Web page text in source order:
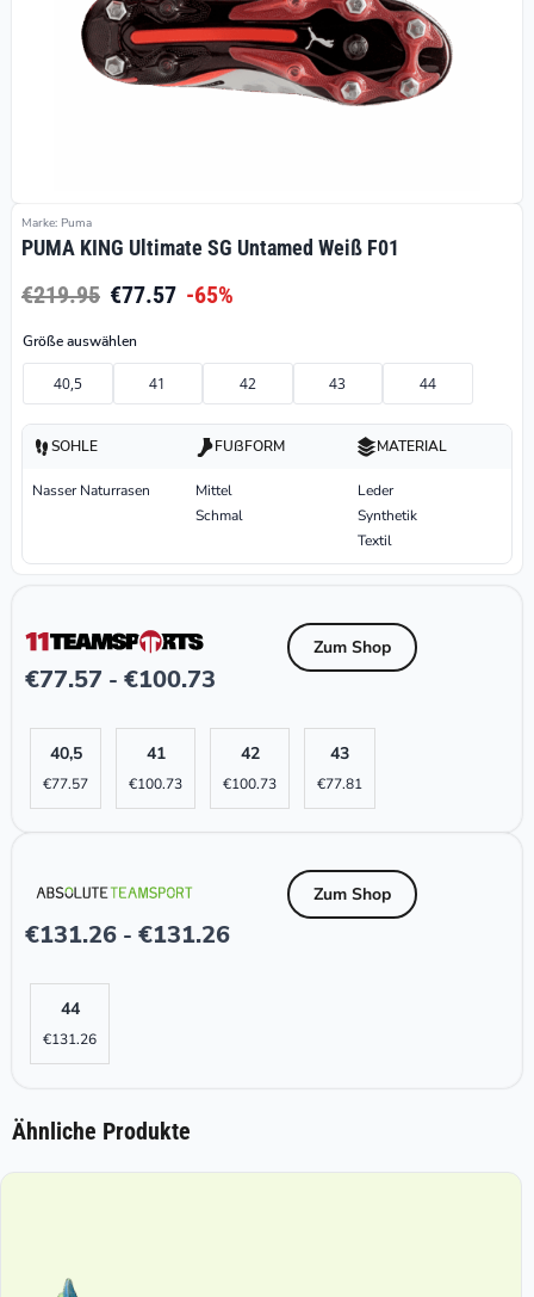
Marke: Puma
PUMA KING Ultimate SG Untamed Weiß F01
€219.95 €77.57 -65%
Größe auswählen
40,5 41 42 43 44
SOHLE
Nasser Naturrasen
FUßFORM
Mittel
Schmal
MATERIAL
Leder
Synthetik
Textil
€77.57 - €100.73
Zum Shop
40,5
€77.57
41
€100.73
42
€100.73
43
€77.81
€131.26 - €131.26
Zum Shop
44
€131.26
Ähnliche Produkte